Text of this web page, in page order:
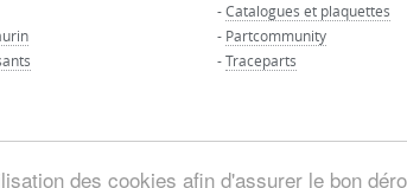
des cookies afin d'assurer le bon
-Catalogues et plaquettes
- Partcommunity
-Traceparts
© GROUPE MAURIN - Tous droits réservés